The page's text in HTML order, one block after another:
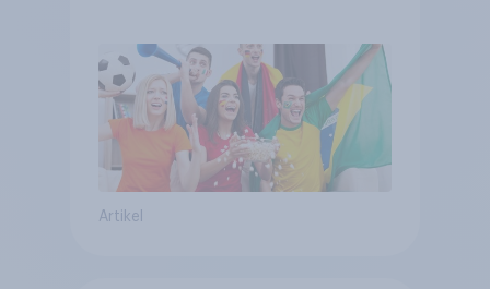
Artikel